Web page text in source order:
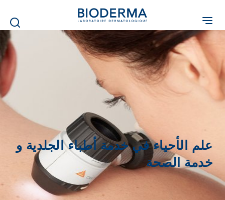
content
علم الأحياء في خدمة أطباء الجلدية و
خدمة الصحة